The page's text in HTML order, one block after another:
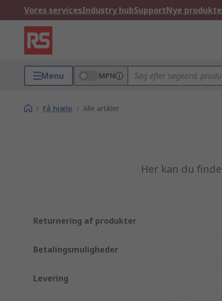
Vores servicesIndustry hubSupportNye
Menu MPN
/ Få hjælp / Alle artikler
Her kan du
Returnering af produkter
Betalingsmuligheder
Levering